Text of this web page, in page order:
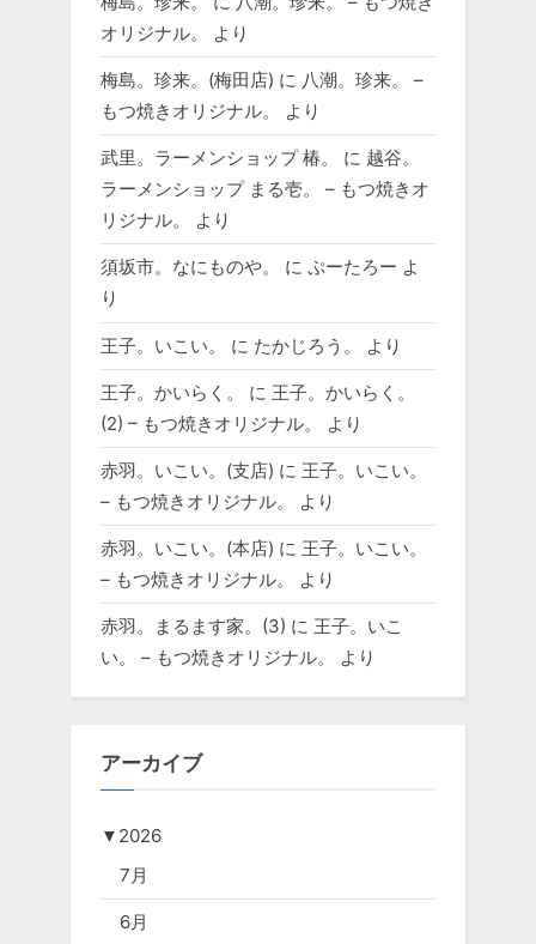
オリジナル。
より
梅島。珍来。(梅田店) に 八潮。珍来。 –
もつ焼きオリジナル。
より
武里。ラーメンショップ 椿。 に 越谷。
ラーメンショップ まる壱。 – もつ焼きオ
リジナル。
より
須坂市。なにものや。 に ぷーたろー よ
り
王子。いこい。 に たかじろう。 より
王子。かいらく。 に 王子。かいらく。
(2) – もつ焼きオリジナル。
より
赤羽。いこい。(支店) に 王子。いこい。
– もつ焼きオリジナル。
より
赤羽。いこい。(本店) に 王子。いこい。
– もつ焼きオリジナル。
より
赤羽。まるます家。(3) に 王子。いこ
い。 – もつ焼きオリジナル。
より
アーカイブ
▼ 2026
7月
6月